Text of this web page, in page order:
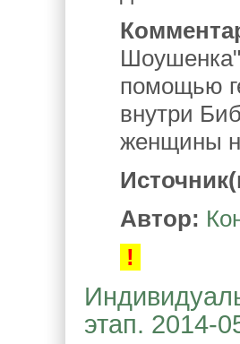
Шоушенка"
помощью
внутри
женщины
Автор:
!
этап. 2014-